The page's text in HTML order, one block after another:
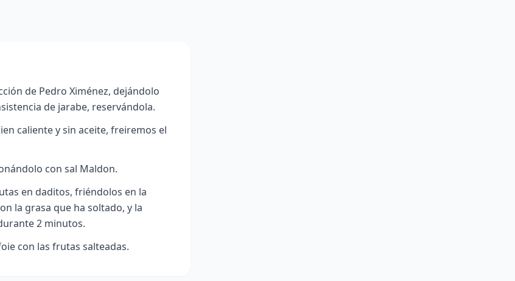
de Pedro Ximénez, dejándolo
de jarabe, reservándola.
caliente y sin aceite, freiremos el
con sal Maldon.
en daditos, friéndolos en la
la grasa que ha soltado, y la
2 minutos.
con las frutas salteadas.